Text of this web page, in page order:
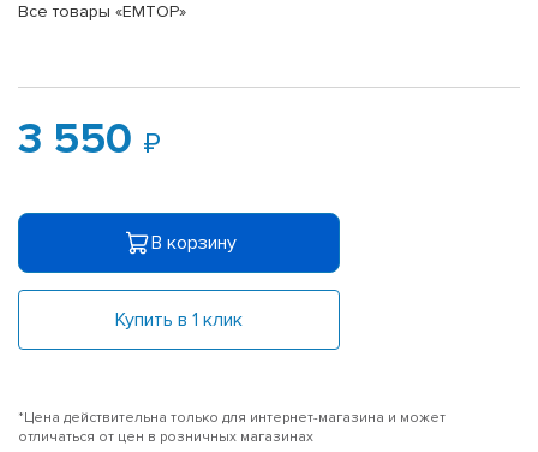
Все товары «EMTOP»
3 550
В корзину
Купить в 1 клик
*Цена действительна только для интернет-магазина и может
отличаться от цен в розничных магазинах